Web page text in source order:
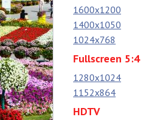
1600x1200
1400x1050
1024x768
Fullscreen 5:4
1280x1024
1152x864
HDTV